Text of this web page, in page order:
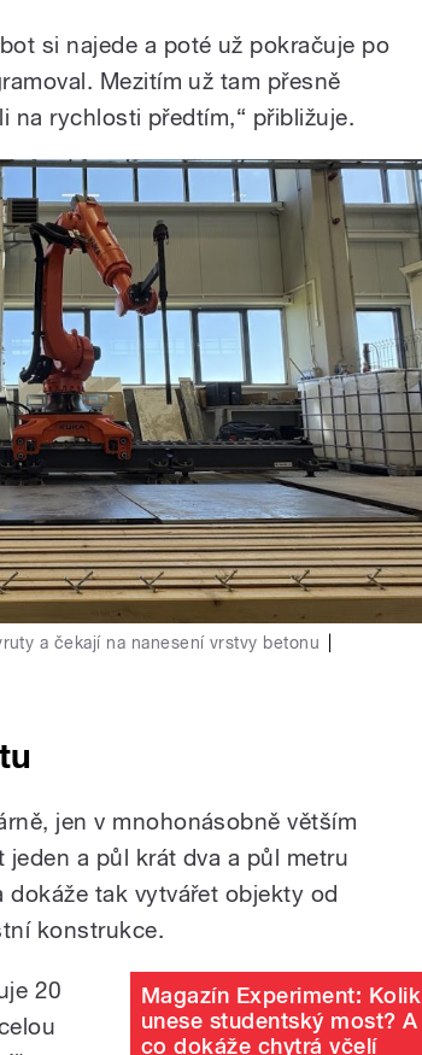
si najede a poté už pokračuje po
Mezitím už tam přesně
na rychlosti předtím,“ přibližuje.
a čekají na nanesení vrstvy betonu
jen v mnohonásobně větším
a půl krát dva a půl metru
tak vytvářet objekty od
konstrukce.
Magazín Experiment: Kolik
unese studentský most? A
co dokáže chytrá včelí
20